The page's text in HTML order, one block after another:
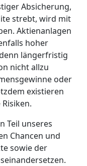
Absicherung,
strebt, wird mit
Aktienanlagen
hoher
längerfristig
nicht allzu
oder
existieren
Teil unseres
Chancen und
sowie der